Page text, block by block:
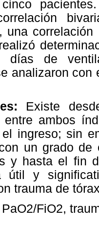
cinco
una
días de
analizaron con
Existe
entre ambos
ingreso; sin
un grado
y hasta el fin
útil y
trauma de
FiO2,